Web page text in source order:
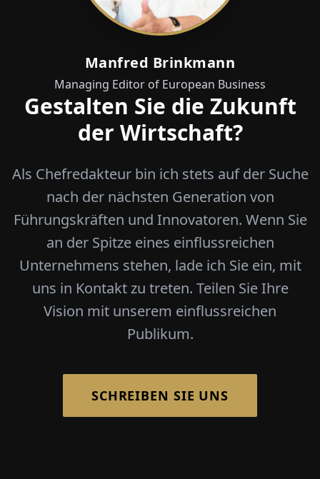
Manfred Brinkmann
Managing Editor of European Business
Gestalten Sie die Zukunft
der Wirtschaft?
Als Chefredakteur bin ich stets auf der Suche
nach der nächsten Generation von
Führungskräften und Innovatoren. Wenn Sie
an der Spitze eines einflussreichen
Unternehmens stehen, lade ich Sie ein, mit
uns in Kontakt zu treten. Teilen Sie Ihre
Vision mit unserem einflussreichen
Publikum.
SCHREIBEN SIE UNS